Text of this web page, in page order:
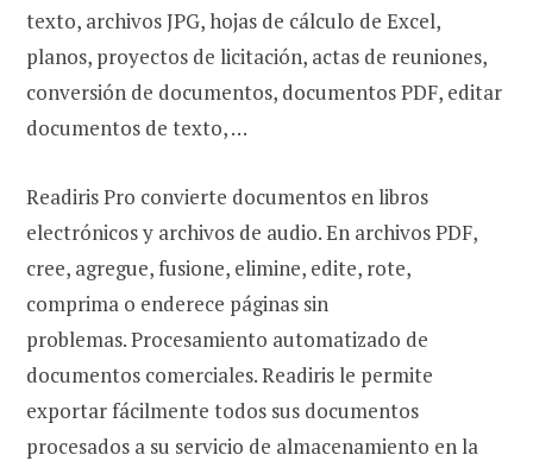
texto, archivos JPG, hojas de cálculo de Excel,
planos, proyectos de licitación, actas de reuniones,
conversión de documentos, documentos PDF, editar
documentos de texto, …
Readiris Pro convierte documentos en libros
electrónicos y archivos de audio. En archivos PDF,
cree, agregue, fusione, elimine, edite, rote,
comprima o enderece páginas sin
problemas. Procesamiento automatizado de
documentos comerciales. Readiris le permite
exportar fácilmente todos sus documentos
procesados ​​a su servicio de almacenamiento en la